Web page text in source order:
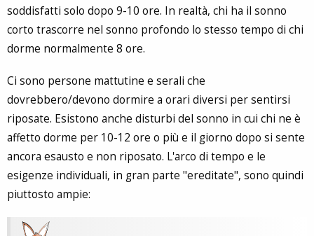
soddisfatti solo dopo 9-10 ore. In realtà, chi ha il sonno
corto trascorre nel sonno profondo lo stesso tempo di chi
dorme normalmente 8 ore.
Ci sono persone mattutine e serali che
dovrebbero/devono dormire a orari diversi per sentirsi
riposate. Esistono anche disturbi del sonno in cui chi ne è
affetto dorme per 10-12 ore o più e il giorno dopo si sente
ancora esausto e non riposato. L'arco di tempo e le
esigenze individuali, in gran parte "ereditate", sono quindi
piuttosto ampie: